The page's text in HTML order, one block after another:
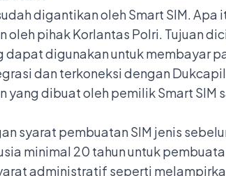
digantikan oleh Smart SIM. Apa
oleh pihak Korlantas Polri. Tujuan
digunakan untuk membayar
dan terkoneksi dengan
dibuat oleh pemilik Smart SIM
syarat pembuatan SIM jenis
minimal 20 tahun untuk
administratif seperti